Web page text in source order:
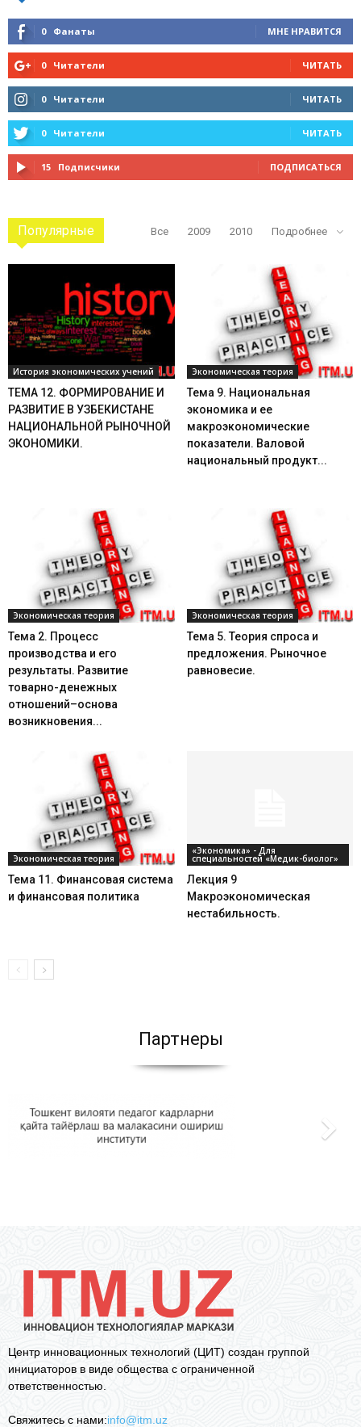
0 Фанаты МНЕ НРАВИТСЯ
0 Читатели ЧИТАТЬ
0 Читатели ЧИТАТЬ
0 Читатели ЧИТАТЬ
15 Подписчики ПОДПИСАТЬСЯ
Популярные Все 2009 2010 Подробнее
История экономических учений
ТЕМА 12. ФОРМИРОВАНИЕ И
РАЗВИТИЕ В УЗБЕКИСТАНЕ
НАЦИОНАЛЬНОЙ РЫНОЧНОЙ
ЭКОНОМИКИ.
Экономическая теория
Тема 9. Национальная
экономика и ее
макроэкономические
показатели. Валовой
национальный продукт...
Экономическая теория
Тема 2. Процесс
производства и его
результаты. Развитие
товарно-денежных
отношений–основа
возникновения...
Экономическая теория
Тема 5. Теория спроса и
предложения. Рыночное
равновесие.
Экономическая теория
Тема 11. Финансовая система
и финансовая политика
«Экономика» - Для
специальностей «Медик-биолог»
Лекция 9
Макроэкономическая
нестабильность.
Партнеры
Центр инновационных технологий (ЦИТ) создан группой
инициаторов в виде общества с ограниченной
ответственностью.
Свяжитесь с нами:info@itm.uz